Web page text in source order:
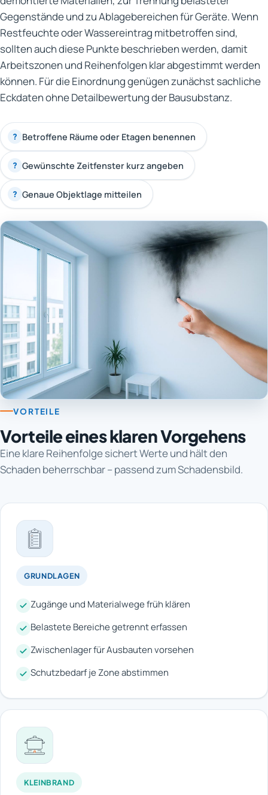
Gegenstände und zu Ablagebereichen für Geräte. Wenn
Restfeuchte oder Wassereintrag mitbetroffen sind,
sollten auch diese Punkte beschrieben werden, damit
Arbeitszonen und Reihenfolgen klar abgestimmt werden
können. Für die Einordnung genügen zunächst sachliche
Eckdaten ohne Detailbewertung der Bausubstanz.
? Betroffene Räume oder Etagen benennen
? Gewünschte Zeitfenster kurz angeben
? Genaue Objektlage mitteilen
VORTEILE
Vorteile eines klaren Vorgehens
Eine klare Reihenfolge sichert Werte und hält den
Schaden beherrschbar – passend zum Schadensbild.
GRUNDLAGEN
Zugänge und Materialwege früh klären
Belastete Bereiche getrennt erfassen
Zwischenlager für Ausbauten vorsehen
Schutzbedarf je Zone abstimmen
KLEINBRAND